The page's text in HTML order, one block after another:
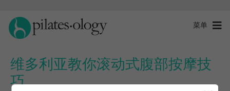
菜单
维多利亚教你滚动式腹部按摩技
巧